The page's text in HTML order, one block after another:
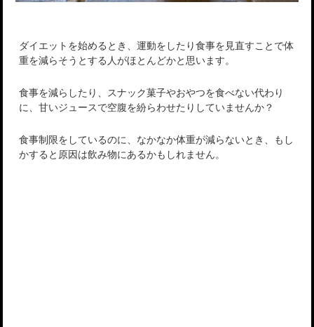
ダイエットを始めるとき、運動をしたり食事を見直すことで体
重を減らそうとする人がほとんどかと思います。
食事を減らしたり、スナック菓子やおやつを食べない代わり
に、甘いジュースで空腹を紛らわせたりしていませんか？
食事制限をしているのに、なかなか体重が減らないとき、もし
かすると原因は飲み物にあるかもしれません。